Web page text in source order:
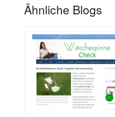
Ähnliche Blogs